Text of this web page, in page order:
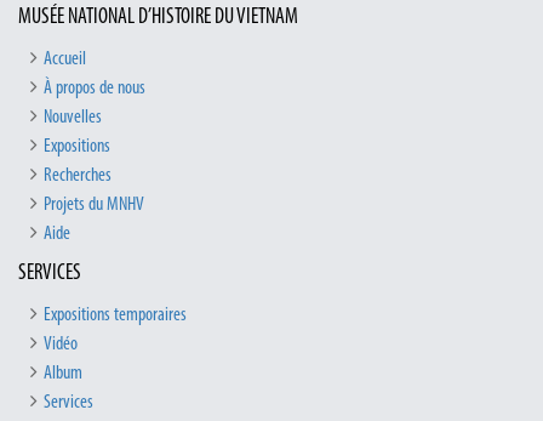
MUSÉE NATIONAL D’HISTOIRE DU VIETNAM
Accueil
À propos de nous
Nouvelles
Expositions
Recherches
Projets du MNHV
Aide
SERVICES
Expositions temporaires
Vidéo
Album
Services